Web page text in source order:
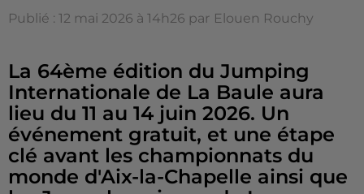
Publié : 12 mai 2026 à 14h26 par Elouen Rouchy
La 64ème édition du Jumping
Internationale de La Baule aura
lieu du 11 au 14 juin 2026. Un
événement gratuit, et une étape
clé avant les championnats du
monde d'Aix-la-Chapelle ainsi que